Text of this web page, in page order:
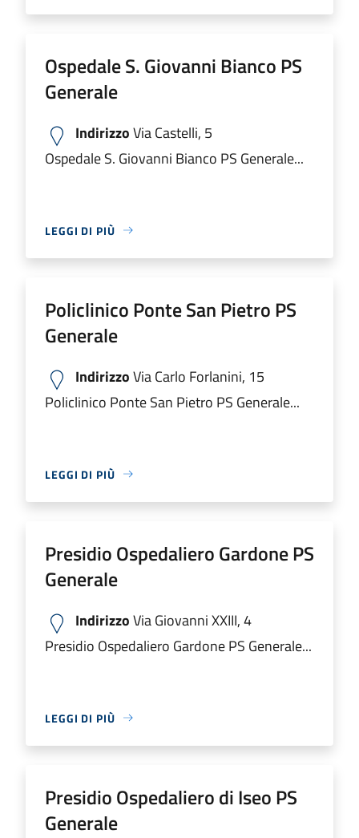
Ospedale S. Giovanni Bianco PS
Generale
IndirizzoVia Castelli, 5
Ospedale S. Giovanni Bianco PS Generale...
LEGGI DI PIÙ
Policlinico Ponte San Pietro PS
Generale
IndirizzoVia Carlo Forlanini, 15
Policlinico Ponte San Pietro PS Generale...
LEGGI DI PIÙ
Presidio Ospedaliero Gardone PS
Generale
IndirizzoVia Giovanni XXIII, 4
Presidio Ospedaliero Gardone PS Generale...
LEGGI DI PIÙ
Presidio Ospedaliero di Iseo PS
Generale